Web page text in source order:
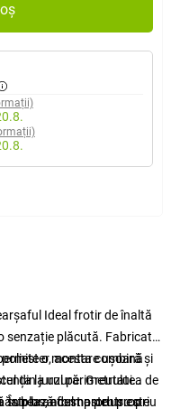
Ideal frotir de înaltă
senzație plăcută. Fabricat
acesta combină
la uzură. Greutatea de
forma pentru o
o montare ușoară și
din jurul perimetrului
plus, acest produs este
sub brandul nostru propriu